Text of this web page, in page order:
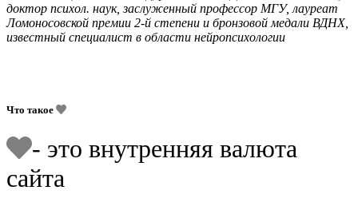
доктор психол. наук, заслуженный профессор МГУ, лауреат
Ломоносовской премии 2-й степени и бронзовой медали ВДНХ,
известный специалист в области нейропсихологии
Что такое
- это внутренняя валюта
сайта